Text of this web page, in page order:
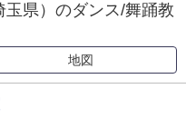
県）のダンス/舞踊教
地図